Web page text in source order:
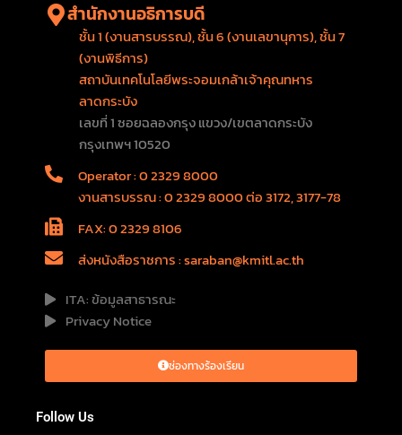
สำนักงานอธิการบดี
ชั้น 1 (งานสารบรรณ), ชั้น 6 (งานเลขานุการ), ชั้น 7
(งานพิธีการ)
สถาบันเทคโนโลยีพระจอมเกล้าเจ้าคุณทหาร
ลาดกระบัง
เลขที่ 1 ซอยฉลองกรุง แขวง/เขตลาดกระบัง
กรุงเทพฯ 10520
Operator : 0 2329 8000
งานสารบรรณ : 0 2329 8000 ต่อ 3172, 3177-78
FAX: 0 2329 8106
ส่งหนังสือราชการ : saraban@kmitl.ac.th
ITA: ข้อมูลสาธารณะ
Privacy Notice
ช่องทางร้องเรียน
Follow Us